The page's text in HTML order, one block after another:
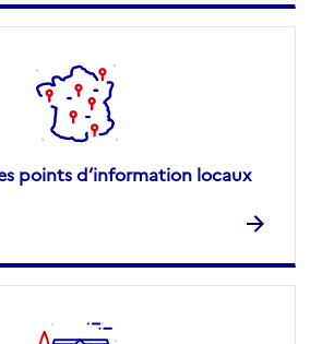
points d’information locaux